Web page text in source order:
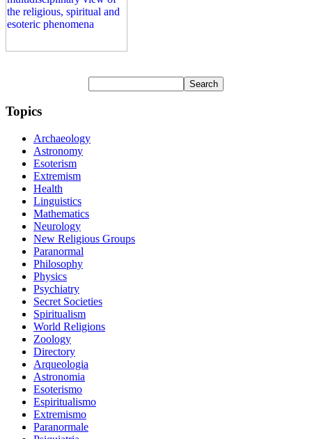
Topics
Archaeology
Astronomy
Esoterism
Extremism
Health
Linguistics
Mathematics
Neurology
New Religious Groups
Paranormal
Philosophy
Physics
Psychiatry
Secret Societies
Spiritualism
World Religions
Zoology
Directory
Arqueologia
Astronomia
Esoterismo
Espiritualismo
Extremismo
Paranormale